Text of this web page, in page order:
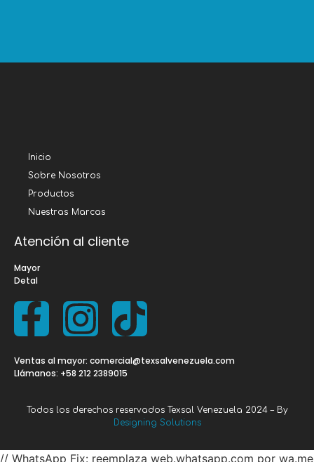
Inicio
Sobre Nosotros
Productos
Nuestras Marcas
Atención al cliente
Mayor
Detal
Ventas al mayor: comercial@texsalvenezuela.com
Llámanos: +58 212 2389015
Todos los derechos reservados Texsal Venezuela 2024 – By
Designing Solutions
// WhatsApp Fix: reemplaza web.whatsapp.com por wa.me